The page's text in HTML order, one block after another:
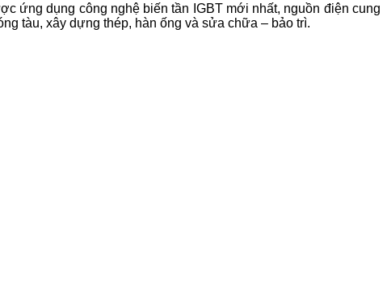
ứng dụng công nghệ biến tần IGBT mới nhất, nguồn điện cung
tàu, xây dựng thép, hàn ống và sửa chữa – bảo trì.